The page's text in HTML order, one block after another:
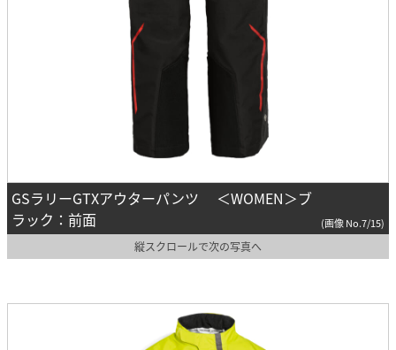
GSラリーGTXアウターパンツ ＜WOMEN＞ブ
ラック：前面
(画像 No.7/15)
縦スクロールで次の写真へ